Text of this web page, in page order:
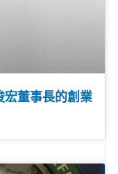
董事長的創業